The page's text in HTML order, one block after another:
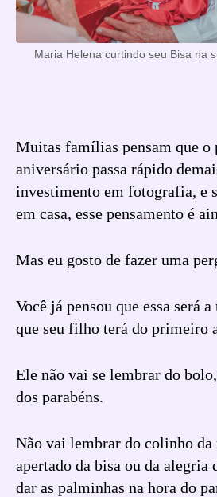
Maria Helena curtindo seu Bisa na
Muitas famílias pensam que
aniversário passa rápido
investimento em fotografia, e
em casa, esse pensamento é
Mas eu gosto de fazer uma
Você já pensou que essa será
que seu filho terá do primeiro
Ele não vai se lembrar do
dos parabéns.
Não vai lembrar do colinho da
apertado da bisa ou da alegria
dar as palminhas na hora do